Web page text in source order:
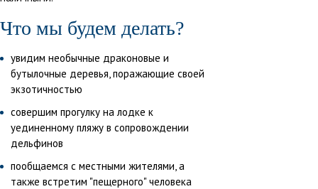
Что мы будем делать?
увидим необычные драконовые и
бутылочные деревья, поражающие своей
экзотичностью
совершим прогулку на лодке к
уединенному пляжу в сопровождении
дельфинов
пообщаемся с местными жителями, а
также встретим "пещерного" человека